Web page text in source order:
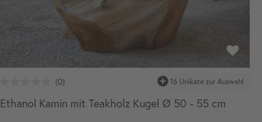
16 Unikate zur Auswahl
Ethanol Kamin mit Teakholz Kugel Ø 50 - 55 cm